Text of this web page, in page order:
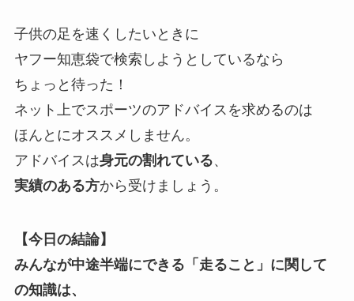
子供の足を速くしたいときに
ヤフー知恵袋で検索しようとしているなら
ちょっと待った！
ネット上でスポーツのアドバイスを求めるのは
ほんとにオススメしません。
アドバイスは身元の割れている、
実績のある方から受けましょう。
【今日の結論】
みんなが中途半端にできる「走ること」に関して
の知識は、